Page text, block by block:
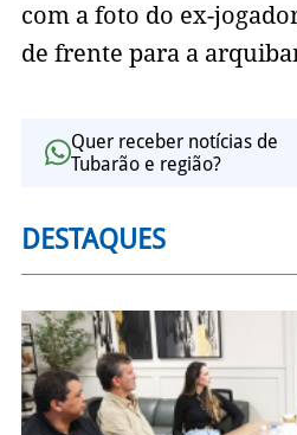
com a foto do ex-
de frente para a
Quer receber notícias de
Tubarão e região?
DESTAQUES